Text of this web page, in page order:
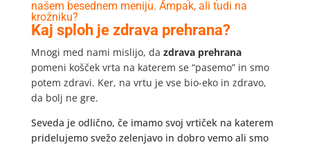
našem besednem meniju. Ampak, ali tudi na
krožniku?
Kaj sploh je zdrava prehrana?
Mnogi med nami mislijo, da zdrava prehrana
pomeni košček vrta na katerem se “pasemo” in smo
potem zdravi. Ker, na vrtu je vse bio-eko in zdravo,
da bolj ne gre.
Seveda je odlično, če imamo svoj vrtiček na katerem
pridelujemo svežo zelenjavo in dobro vemo ali smo